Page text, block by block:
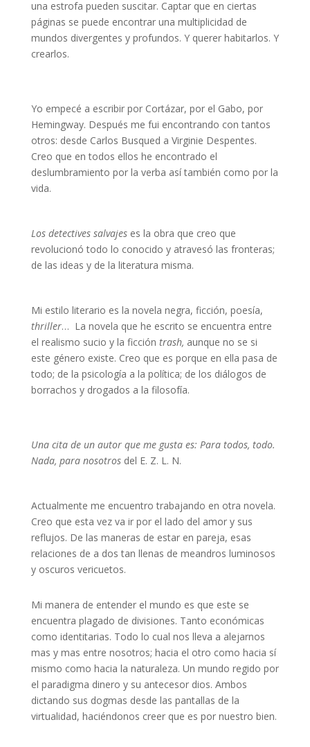
una estrofa pueden suscitar. Captar que en ciertas
páginas se puede encontrar una multiplicidad de
mundos divergentes y profundos. Y querer habitarlos. Y
crearlos.
Yo empecé a escribir por Cortázar, por el Gabo, por
Hemingway. Después me fui encontrando con tantos
otros: desde Carlos Busqued a Virginie Despentes.
Creo que en todos ellos he encontrado el
deslumbramiento por la verba así también como por la
vida.
Los detectives salvajeses la obra que creo que
revolucionó todo lo conocido y atravesó las fronteras;
de las ideas y de la literatura misma.
Mi estilo literario es la novela negra, ficción, poesía,
thriller… La novela que he escrito se encuentra entre
el realismo sucio y la ficción trash, aunque no se si
este género existe. Creo que es porque en ella pasa de
todo; de la psicología a la política; de los diálogos de
borrachos y drogados a la filosofía.
Una cita de un autor que me gusta es: Para todos, todo.
Nada, para nosotrosdel E. Z. L. N.
Actualmente me encuentro trabajando en otra novela.
Creo que esta vez va ir por el lado del amor y sus
reflujos. De las maneras de estar en pareja, esas
relaciones de a dos tan llenas de meandros luminosos
y oscuros vericuetos.
Mi manera de entender el mundo es que este se
encuentra plagado de divisiones. Tanto económicas
como identitarias. Todo lo cual nos lleva a alejarnos
mas y mas entre nosotros; hacia el otro como hacia sí
mismo como hacia la naturaleza. Un mundo regido por
el paradigma dinero y su antecesor dios. Ambos
dictando sus dogmas desde las pantallas de la
virtualidad, haciéndonos creer que es por nuestro bien.